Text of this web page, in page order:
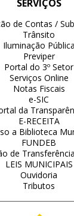
SERVIÇOS
de Contas /
Trânsito
Iluminação Pública
Previper
Portal do 3º Setor
Serviços Online
Notas Fiscais
e-SIC
da
E-RECEITA
a Biblioteca
FUNDEB
de
LEIS MUNICIPAIS
Ouvidoria
Tributos